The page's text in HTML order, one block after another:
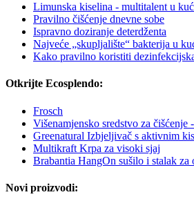
Limunska kiselina - multitalent u
Pravilno čišćenje dnevne sobe
Ispravno doziranje deterdženta
Najveće „skupljalište“ bakterija u
Kako pravilno koristiti
Otkrijte Ecosplendo:
Frosch
Višenamjensko sredstvo za čišćenje
Greenatural Izbjeljivač s aktivnim
Multikraft Krpa za visoki sjaj
Brabantia HangOn sušilo i stalak za
Novi proizvodi: